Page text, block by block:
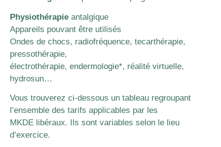
Physiothérapie antalgique
Appareils pouvant être utilisés
Ondes de chocs, radiofréquence, tecarthérapie,
pressothérapie,
électrothérapie, endermologie*, réalité virtuelle,
hydrosun…
Vous trouverez ci-dessous un tableau regroupant
l’ensemble des tarifs applicables par les
MKDE libéraux. Ils sont variables selon le lieu
d’exercice.